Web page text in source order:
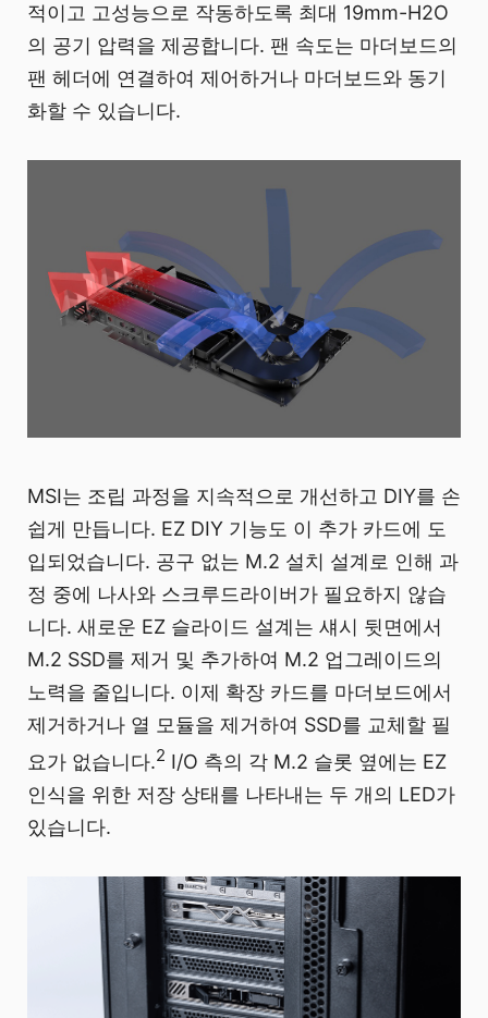
적이고 고성능으로 작동하도록 최대 19mm-H2O
의 공기 압력을 제공합니다. 팬 속도는 마더보드의
팬 헤더에 연결하여 제어하거나 마더보드와 동기
화할 수 있습니다.
MSI는 조립 과정을 지속적으로 개선하고 DIY를 손
쉽게 만듭니다. EZ DIY 기능도 이 추가 카드에 도
입되었습니다. 공구 없는 M.2 설치 설계로 인해 과
정 중에 나사와 스크루드라이버가 필요하지 않습
니다. 새로운 EZ 슬라이드 설계는 섀시 뒷면에서
M.2 SSD를 제거 및 추가하여 M.2 업그레이드의
노력을 줄입니다. 이제 확장 카드를 마더보드에서
제거하거나 열 모듈을 제거하여 SSD를 교체할 필
요가 없습니다.2 I/O 측의 각 M.2 슬롯 옆에는 EZ
인식을 위한 저장 상태를 나타내는 두 개의 LED가
있습니다.